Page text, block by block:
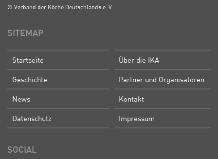
© Verband der Köche Deutschlands e. V.
SITEMAP
Startseite Über die IKA
Geschichte Partner und Organisatoren
News Kontakt
Datenschutz Impressum
SOCIAL